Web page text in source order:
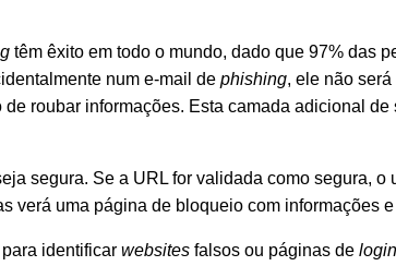
têm êxito em todo o mundo, dado que 97% das
num e-mail de phishing, ele não
roubar informações. Esta camada adicional
segura. Se a URL for validada como segura,
verá uma página de bloqueio com informações
identificar websites falsos ou páginas de login